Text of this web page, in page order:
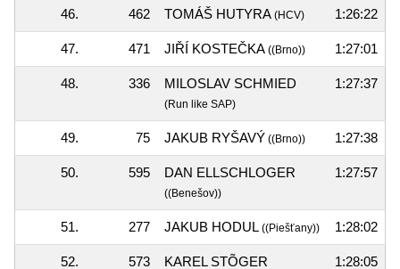
46. 462 TOMÁŠ HUTYRA (HCV) 1:26:22
47. 471 JIŘÍ KOSTEČKA ((Brno)) 1:27:01
48. 336 MILOSLAV SCHMIED
(Run like SAP)
1:27:37
49. 75 JAKUB RYŠAVÝ ((Brno)) 1:27:38
50. 595 DAN ELLSCHLOGER
((Benešov))
1:27:57
51. 277 JAKUB HODUL ((Piešťany)) 1:28:02
52. 573 KAREL STÕGER 1:28:05